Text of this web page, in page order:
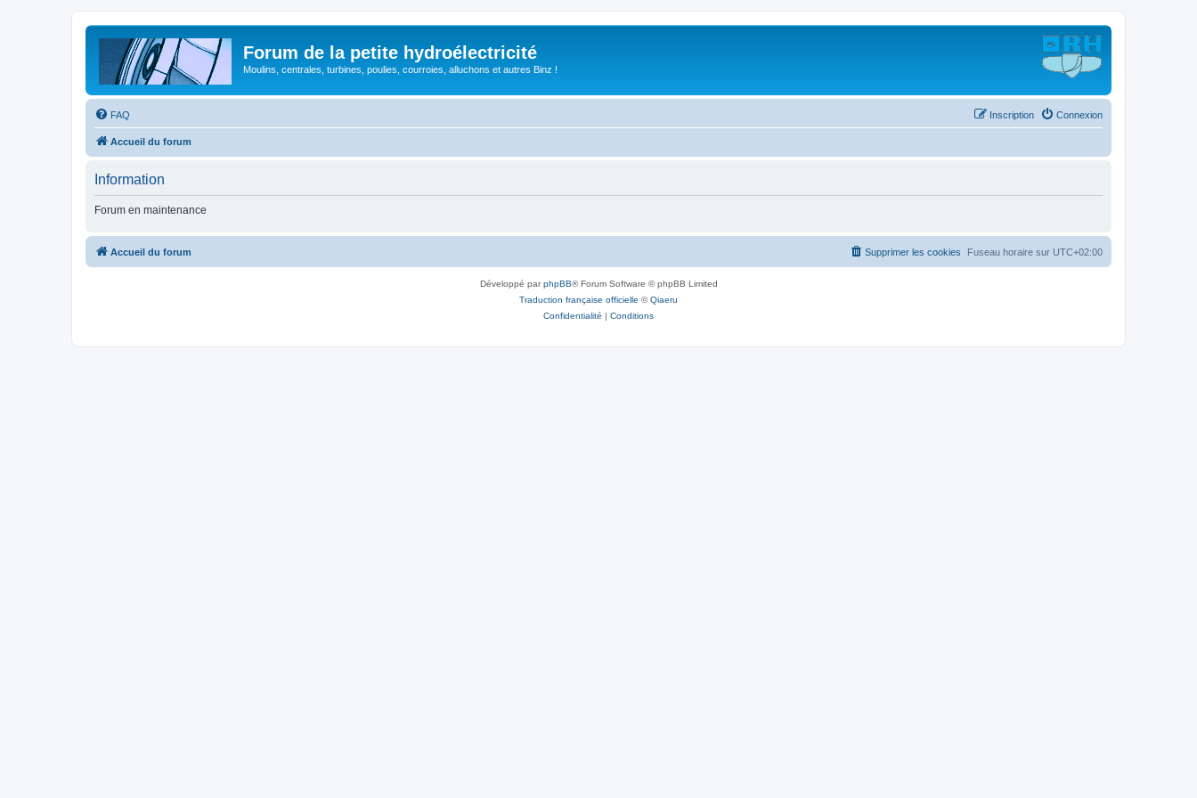
Forum de la petite hydroélectricité
Moulins, centrales, turbines, poulies, courroies, alluchons et autres Binz !
FAQ Connexion
Inscription
Accueil du forum
Information
Forum en maintenance
Accueil du forum Fuseau horaire sur UTC+02:00
Supprimer les cookies
Développé parphpBB® Forum Software © phpBB Limited
Traduction française officielle ©Qiaeru
Confidentialité | Conditions